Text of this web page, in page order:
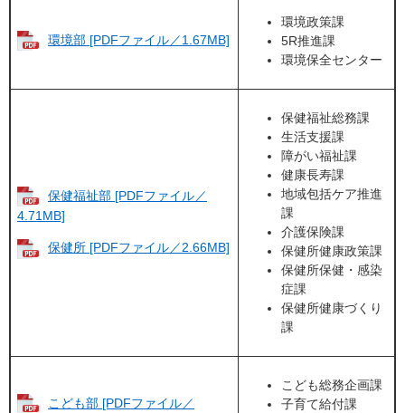
環境部 [PDFファイル／1.67MB]
環境政策課
5R推進課
環境保全センター
保健福祉部 [PDFファイル／
4.71MB]
保健所 [PDFファイル／2.66MB]
保健福祉総務課
生活支援課
障がい福祉課
健康長寿課
地域包括ケア推進
課
介護保険課
保健所健康政策課
保健所保健・感染
症課
保健所健康づくり
課
こども部 [PDFファイル／
こども総務企画課
子育て給付課